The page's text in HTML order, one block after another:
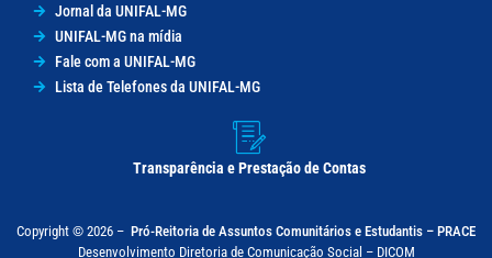
Jornal da UNIFAL-MG
UNIFAL-MG na mídia
Fale com a UNIFAL-MG
Lista de Telefones da UNIFAL-MG
Transparência e Prestação de Contas
Copyright © 2026 – Pró-Reitoria de Assuntos Comunitários e Estudantis – PRACE
Desenvolvimento Diretoria de Comunicação Social – DICOM